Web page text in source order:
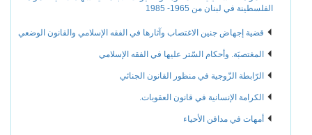
الفلسطينة في لبنان من 1965- 1985
قضية إجهاض جنين الاغتصاب وآثارها في الفقه الإسلامي والقانون الوضعي
المغتصبَة. وأحكام السّتر عليها في الفقه الإسلامي
الرّابطة الزّوجية في منظور القانون الجنائي
الكرامة الإنسانية في قانون العقوبات.
أمهات في مدافن الأحياء